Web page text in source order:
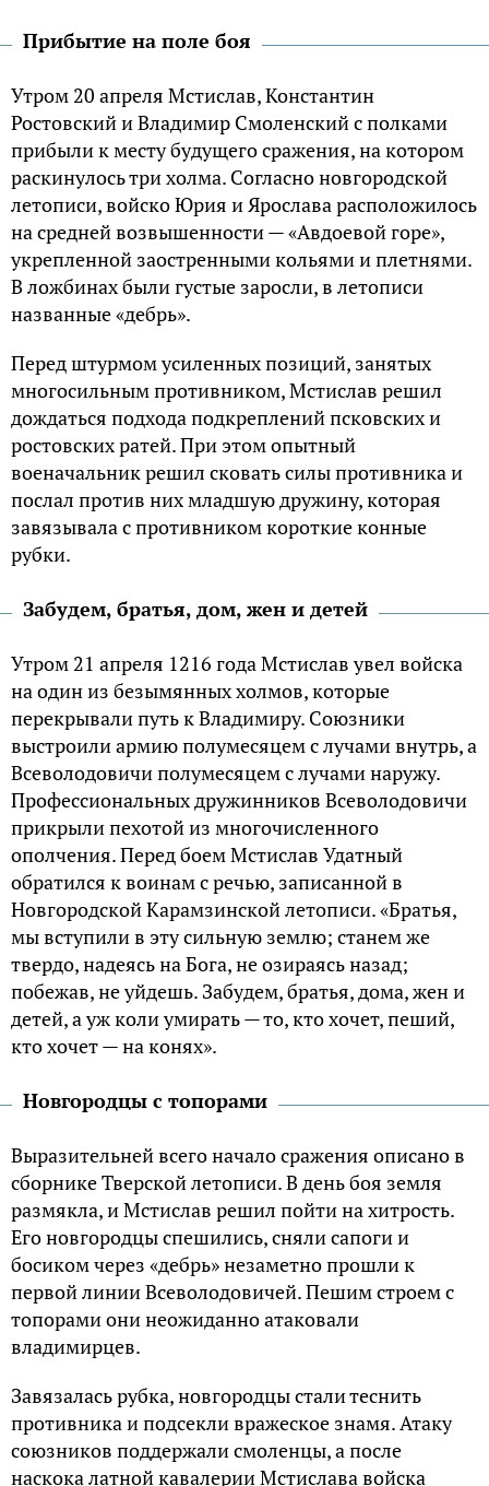
Прибытие на поле боя
Утром 20 апреля Мстислав, Константин
Ростовский и Владимир Смоленский с полками
прибыли к месту будущего сражения, на котором
раскинулось три холма. Согласно новгородской
летописи, войско Юрия и Ярослава расположилось
на средней возвышенности — «Авдоевой горе»,
укрепленной заостренными кольями и плетнями.
В ложбинах были густые заросли, в летописи
названные «дебрь».
Перед штурмом усиленных позиций, занятых
многосильным противником, Мстислав решил
дождаться подхода подкреплений псковских и
ростовских ратей. При этом опытный
военачальник решил сковать силы противника и
послал против них младшую дружину, которая
завязывала с противником короткие конные
рубки.
Забудем, братья, дом, жен и детей
Утром 21 апреля 1216 года Мстислав увел войска
на один из безымянных холмов, которые
перекрывали путь к Владимиру. Союзники
выстроили армию полумесяцем с лучами внутрь, а
Всеволодовичи полумесяцем с лучами наружу.
Профессиональных дружинников Всеволодовичи
прикрыли пехотой из многочисленного
ополчения. Перед боем Мстислав Удатный
обратился к воинам с речью, записанной в
Новгородской Карамзинской летописи. «Братья,
мы вступили в эту сильную землю; станем же
твердо, надеясь на Бога, не озираясь назад;
побежав, не уйдешь. Забудем, братья, дома, жен и
детей, а уж коли умирать — то, кто хочет, пеший,
кто хочет — на конях».
Новгородцы с топорами
Выразительней всего начало сражения описано в
сборнике Тверской летописи. В день боя земля
размякла, и Мстислав решил пойти на хитрость.
Его новгородцы спешились, сняли сапоги и
босиком через «дебрь» незаметно прошли к
первой линии Всеволодовичей. Пешим строем с
топорами они неожиданно атаковали
владимирцев.
Завязалась рубка, новгородцы стали теснить
противника и подсекли вражеское знамя. Атаку
союзников поддержали смоленцы, а после
наскока латной кавалерии Мстислава войска